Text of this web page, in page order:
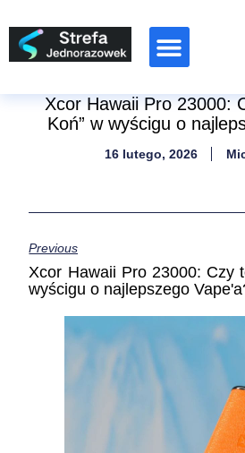
Xcor Hawaii Pro 23000:
Koń” w wyścigu o
16 lutego, 2026
Previous
Xcor Hawaii Pro 23000: Czy
wyścigu o najlepszego